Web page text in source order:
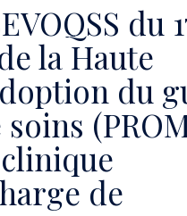
du
la Haute
du
de